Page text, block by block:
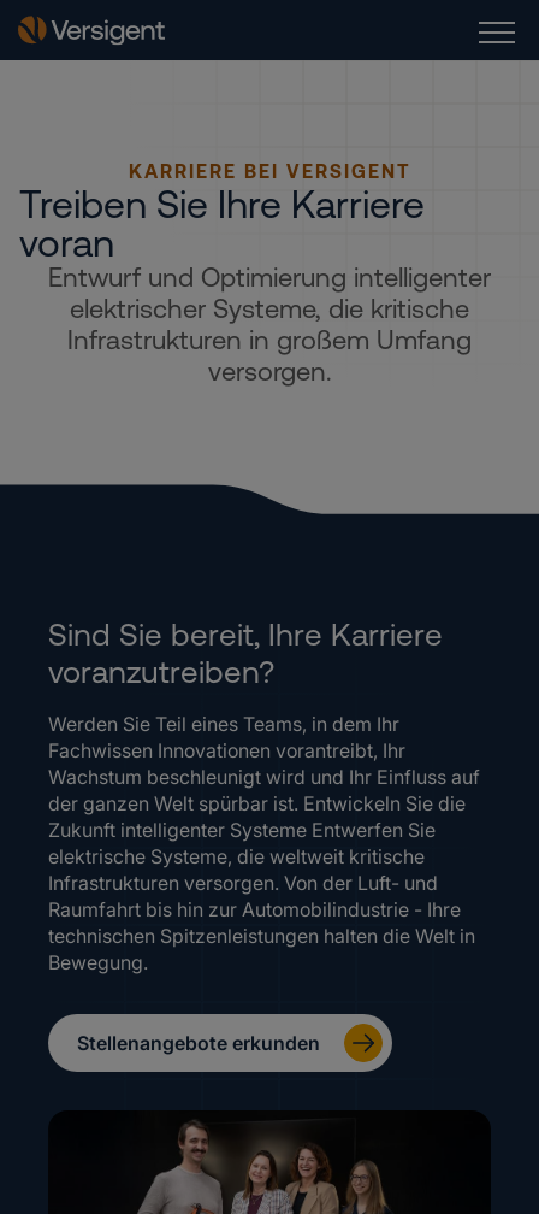
KARRIERE BEI VERSIGENT
Treiben Sie Ihre Karriere
voran
Entwurf und Optimierung intelligenter
elektrischer Systeme, die kritische
Infrastrukturen in großem Umfang
versorgen.
Sind Sie bereit, Ihre Karriere
voranzutreiben?
Werden Sie Teil eines Teams, in dem Ihr
Fachwissen Innovationen vorantreibt, Ihr
Wachstum beschleunigt wird und Ihr Einfluss auf
der ganzen Welt spürbar ist. Entwickeln Sie die
Zukunft intelligenter Systeme Entwerfen Sie
elektrische Systeme, die weltweit kritische
Infrastrukturen versorgen. Von der Luft- und
Raumfahrt bis hin zur Automobilindustrie - Ihre
technischen Spitzenleistungen halten die Welt in
Bewegung.
Stellenangebote erkunden